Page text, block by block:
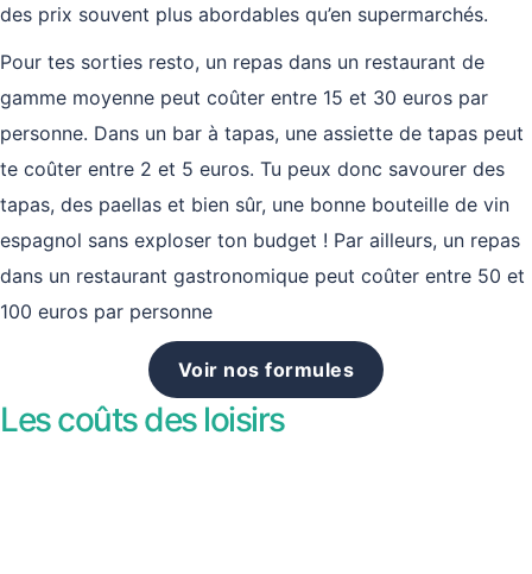
des prix souvent plus abordables qu’en supermarchés.
Pour tes sorties resto, un repas dans un restaurant de
gamme moyenne peut coûter entre 15 et 30 euros par
personne. Dans un bar à tapas, une assiette de tapas peut
te coûter entre 2 et 5 euros. Tu peux donc savourer des
tapas, des paellas et bien sûr, une bonne bouteille de vin
espagnol sans exploser ton budget ! Par ailleurs, un repas
dans un restaurant gastronomique peut coûter entre 50 et
100 euros par personne
Voir nos formules
Les coûts des loisirs